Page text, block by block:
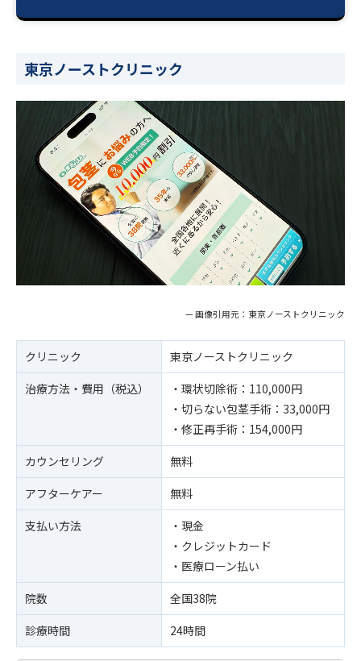
東京ノーストクリニック
— 画像引用元：東京ノーストクリニック
クリニック
東京ノーストクリニック
治療方法・費用（税込）
・環状切除術：110,000円
・切らない包茎手術：33,000円
・修正再手術：154,000円
カウンセリング
無料
アフターケアー
無料
支払い方法
・現金
・クレジットカード
・医療ローン払い
院数
全国38院
診療時間
24時間